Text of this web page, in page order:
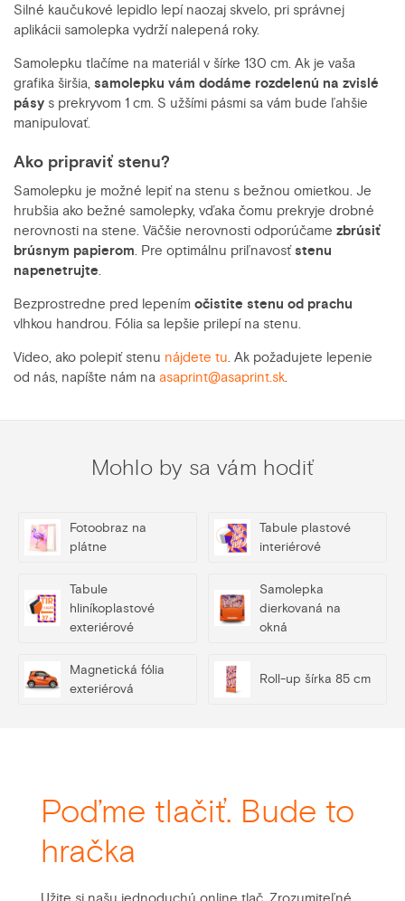
Silné kaučukové lepidlo lepí naozaj skvelo, pri správnej
aplikácii samolepka vydrží nalepená roky.
Samolepku tlačíme na materiál v šírke 130 cm. Ak je vaša
grafika širšia, samolepku vám dodáme rozdelenú na zvislé
pásy s prekryvom 1 cm. S užšími pásmi sa vám bude ľahšie
manipulovať.
Ako pripraviť stenu?
Samolepku je možné lepiť na stenu s bežnou omietkou. Je
hrubšia ako bežné samolepky, vďaka čomu prekryje drobné
nerovnosti na stene. Väčšie nerovnosti odporúčame zbrúsiť
brúsnym papierom. Pre optimálnu priľnavosťstenu
napenetrujte.
Bezprostredne pred lepením očistite stenu od prachu
vlhkou handrou. Fólia sa lepšie prilepí na stenu.
Video, ako polepiť stenu nájdete tu. Ak požadujete lepenie
od nás, napíšte nám na asaprint@asaprint.sk.
Mohlo by sa vám hodiť
Fotoobraz na
plátne
Tabule plastové
interiérové
Tabule
hliníkoplastové
exteriérové
Samolepka
dierkovaná na
okná
Magnetická fólia
exteriérová
Roll-up šírka 85 cm
Poďme tlačiť. Bude to
hračka